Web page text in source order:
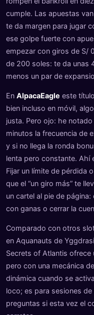
cumple. Las apuestas
te da margen para jugar
ese golpe fuerte con
empezar con giros de S/
de 200 soles: te da unas
menos un par de
En AlpacaEagle este
bien incluso en móvil,
justa. Pero ojo: he
minutos la frecuencia de
y si no llega la ronda
lenta pero constante. Ahí
Fijar un límite de pérdida
que el “un giro más” te
un cartel al pie de
con ganas o cerrar la
Comparado con otros
en Aquanauts de
Secrets of Atlantis ofrece
pero con una mecánica
dinámica cuando se
loco; es para sesiones
preguntas si esta vez el